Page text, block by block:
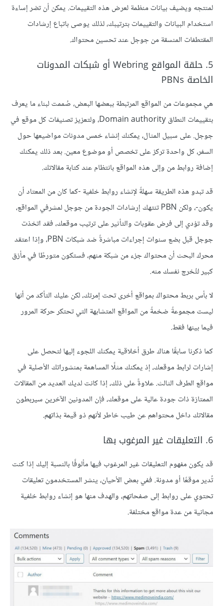
لمنتجه ويضيف بيانات منظمة لعرض هذه التقييمات. يمكن أن تضر إساءة
استخدام البيانات والتقييمات بترتيبك، لذلك يوصى باتباع إرشادات
المقتطفات المنسقة من جوجل عند تحسين محتواك.
5. حلقة المواقع Webring أو شبكات المدونات
الخاصة PBNs
هي مجموعات من المواقع المرتبطة ببعضها البعض، صُممت لبناء ما يعرف
بتقييمات النطاق Domain authority، ولتعزيز تصنيفات كل موقع في
جوجل. على سبيل المثال، يمكنك إنشاء خمس مدونات مواضيعها حول
السفر، كل واحدة تركز على تخصص أو موضوع معين. بعد ذلك يمكنك
إضافة روابط من وإلى هذه المواقع بانتظام عند كتابة مقالاتك.
قد تبدو هذه الطريقة سهلةً لإنشاء روابط خلفية -كما كان من المعتاد أن
يكون-، ولكن PBN تنتهك إرشادات الجودة من جوجل لمشرفي المواقع،
وقد تؤدي إلى فرض عقوبات والتأثير على ترتيب موقعك، فقد اتخذت
جوجل قبل بضع سنوات إجراءات مباشرةً ضد شبكات PBN، وإذا اعتقد
محرك البحث أن محتواك جزء من شبكة منهم، فستكون متورطًا في مأزق
كبير لتُخرج نفسك منه.
لا بأس بربط محتواك بمواقع أخرى تحت إمرتك، لكن عليك التأكد من أنها
ليست مجموعةً ضخمةً من المواقع المتشابهة التي تحتكر حركة المرور
فيما بينها فقط.
كما ذكرنا سابقًا هناك طرق أخلاقية يمكنك اللجوء إليها لتحصل على
إشارات لرابط موقعك، إذ يمكنك مثلًا المساهمة بمنشوراتك الأصلية في
مواقع الطرف الثالث. علاوةً على ذلك، إذا كانت لديك العديد من المقالات
الممتازة ذات جودة عالية على موقعك، فإن المدونين الآخرين سيربطون
مقالاتك داخل محتواهم عن طيب خاطر لأنهم ذو قيمة بذاتهم.
6. التعليقات غير المرغوب بها
قد يكون مفهوم التعليقات غير المرغوب فيها مألوفًا بالنسبة إليك إذا كنت
تُدير موقعًا أو مدونة. ففي بعض الأحيان، ينشر المستخدمون تعليقات
تحتوي على روابط إلى صفحاتهم، والهدف منها هو إنشاء روابط خلفية
مجانية من عدة مواقع مختلفة.